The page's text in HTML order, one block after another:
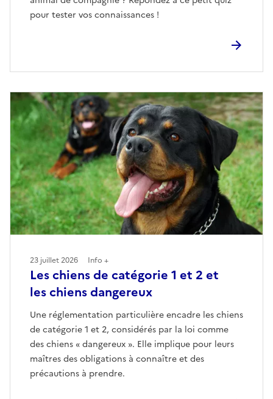
pour tester vos connaissances !
Les chiens de catégorie 1 et 2 et
les chiens dangereux
Une réglementation particulière encadre les chiens
de catégorie 1 et 2, considérés par la loi comme
des chiens « dangereux ». Elle implique pour leurs
maîtres des obligations à connaître et des
précautions à prendre.
23 juillet 2026 Info +